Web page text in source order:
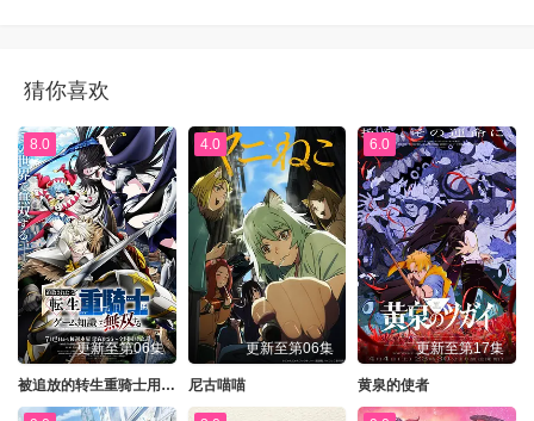
猜你喜欢
8.0
更新至第06集
被追放的转生重骑士用游戏知识开无双
4.0
更新至第06集
尼古喵喵
6.0
更新至第17集
黄泉的使者